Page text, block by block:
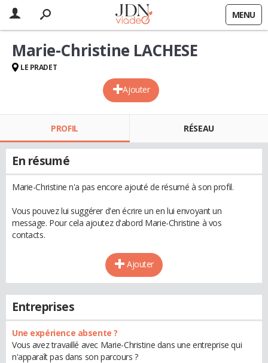
MENU
Ajouter
Marie-Christine LACHESE
LE PRADET
PROFIL RÉSEAU
En résumé
Marie-Christine n'a pas encore ajouté de résumé à son profil.
Vous pouvez lui suggérer d'en écrire un en lui envoyant un
message. Pour cela ajoutez d'abord Marie-Christine à vos
contacts.
Ajouter
Entreprises
Une expérience absente ?
Vous avez travaillé avec Marie-Christine dans une entreprise qui
n'apparaît pas dans son parcours ?